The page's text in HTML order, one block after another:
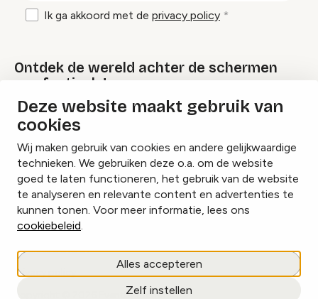
Deze website maakt gebruik van
cookies
Wij maken gebruik van cookies en andere gelijkwaardige
technieken. We gebruiken deze o.a. om de website
goed te laten functioneren, het gebruik van de website
te analyseren en relevante content en advertenties te
kunnen tonen. Voor meer informatie, lees ons
cookiebeleid.
Alles accepteren
Zelf instellen
Ik ga akkoord met de privacy policy
Ontdek de wereld achter de schermen
van festivals!
Lees onze Festival Specials
InstagramFacebookLinkedIn
Cookies beheren
Privacy policy
copyright © 2026 Eventbranche.nl